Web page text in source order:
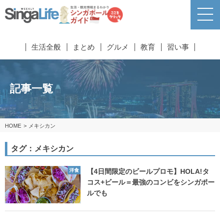
生活全般 まとめ グルメ 教育 習い事
記事一覧
HOME メキシカン
タグ：メキシカン
洋食
【4日間限定のビールプロモ】HOLA!タ
コス+ビール＝最強のコンビをシンガポー
ルでも